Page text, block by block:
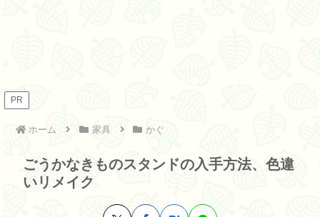
PR
ホーム 家具 かぐ
ごうかなきものスタンドの入手方法、色違
いリメイク